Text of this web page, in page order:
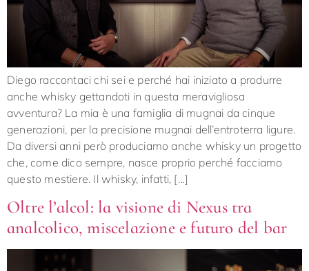
Diego raccontaci chi sei e perché hai iniziato a produrre
anche whisky gettandoti in questa meravigliosa
avventura? La mia è una famiglia di mugnai da cinque
generazioni, per la precisione mugnai dell’entroterra ligure.
Da diversi anni però produciamo anche whisky un progetto
che, come dico sempre, nasce proprio perché facciamo
questo mestiere. Il whisky, infatti, […]
Oltre l’alcol: la visione di Nexus tra
analcolico, miscelazione e futuro del bar